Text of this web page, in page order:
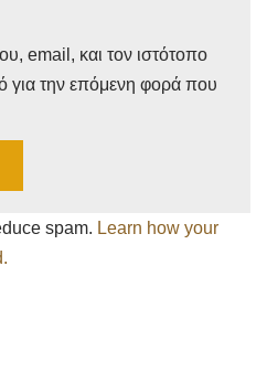
email, και τον ιστότοπο
για την επόμενη φορά που
spam. Learn how your